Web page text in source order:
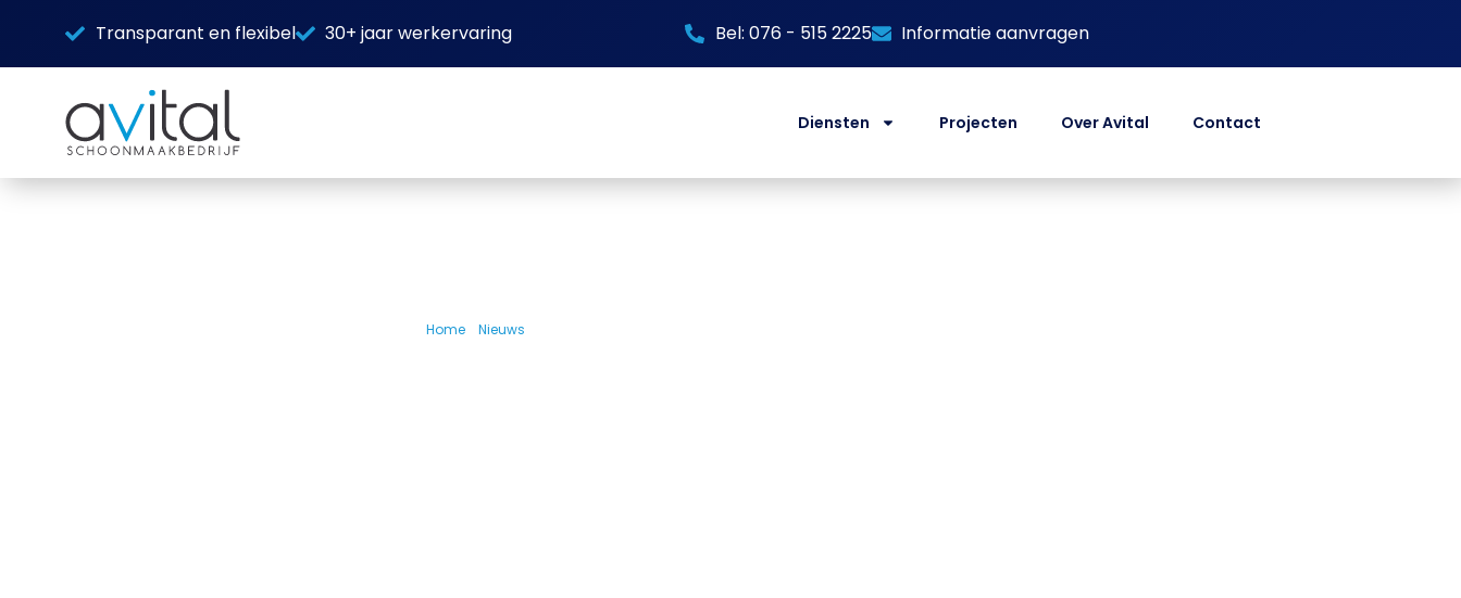
Transparant en flexibel 30+ jaar werkervaring Bel: 076 - 515 2225 Informatie aanvragen
Diensten Projecten Over Avital Contact
Home Nieuws